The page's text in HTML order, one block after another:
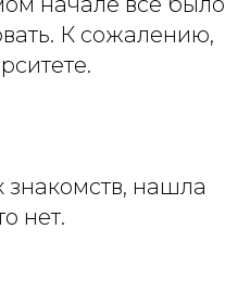
К сожалению,
знакомств, нашла
нет.